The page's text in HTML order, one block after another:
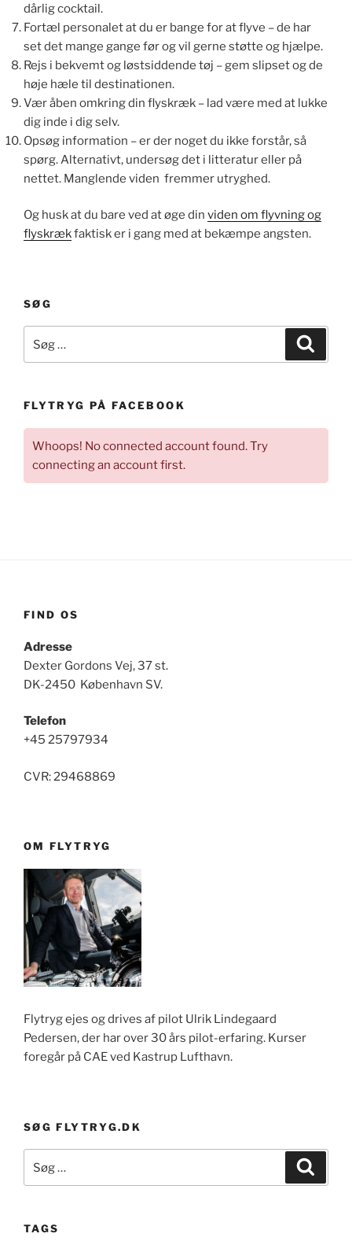
dårlig cocktail.
Fortæl personalet at du er bange for at flyve – de har
set det mange gange før og vil gerne støtte og hjælpe.
Rejs i bekvemt og løstsiddende tøj – gem slipset og de
høje hæle til destinationen.
Vær åben omkring din flyskræk – lad være med at lukke
dig inde i dig selv.
Opsøg information – er der noget du ikke forstår, så
spørg. Alternativt, undersøg det i litteratur eller på
nettet. Manglende viden fremmer utryghed.
Og husk at du bare ved at øge din viden om flyvning og
flyskrækfaktisk er i gang med at bekæmpe angsten.
SØG
efter:
FLYTRYG PÅ FACEBOOK
Whoops! No connected account found. Try
connecting an account first.
FIND OS
Adresse
Dexter Gordons Vej, 37 st.
DK-2450 København SV.
Telefon
+45 25797934
CVR: 29468869
OM FLYTRYG
Flytryg ejes og drives af pilot Ulrik Lindegaard
Pedersen, der har over 30 års pilot-erfaring. Kurser
foregår på CAE ved Kastrup Lufthavn.
SØG FLYTRYG.DK
efter:
TAGS